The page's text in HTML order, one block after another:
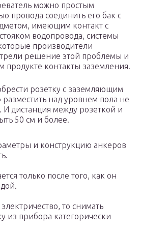
можно простым
провода соединить его бак с
имеющим контакт с
водопровода, системы
производители
решение этой проблемы и
продукте контакты заземления.
розетку с заземляющим
над уровнем пола не
И дистанция между розеткой и
50 см и более.
и конструкцию анкеров
только после того, как он
то снимать
прибора категорически